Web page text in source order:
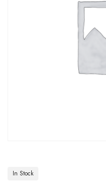
In Stock